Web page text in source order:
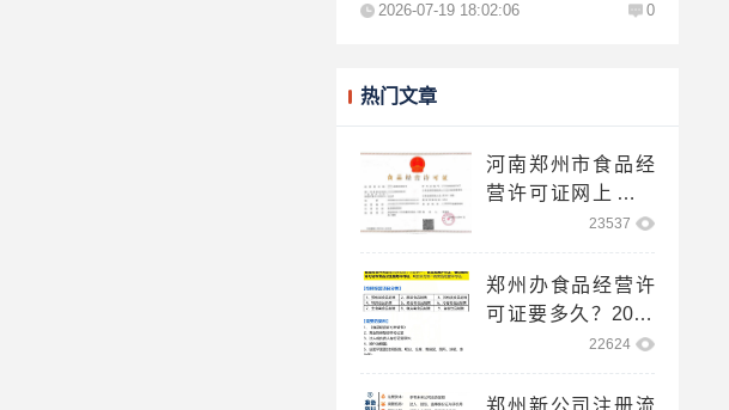
2026-07-19 18:02:06 0
热门文章
河南郑州市食品经
营许可证网上申请
23537
郑州办食品经营许
可证要多久？2025
网上注册步骤！
22624
郑州新公司注册流